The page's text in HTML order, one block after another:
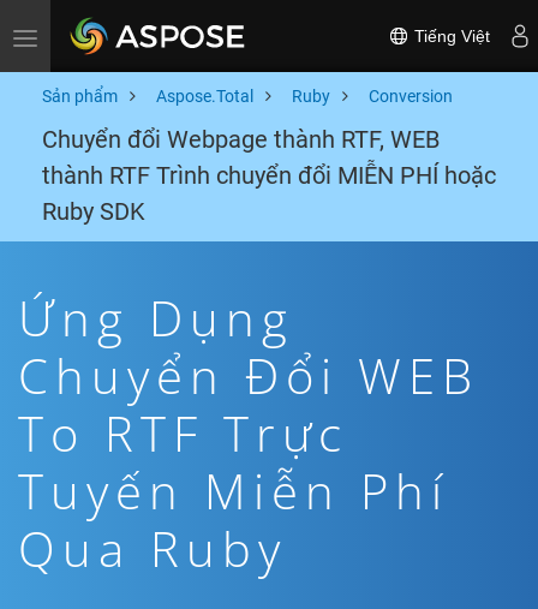
Toggle navigation Tiếng Việt
Sản phẩm Aspose.Total Ruby Conversion
Chuyển đổi Webpage thành RTF, WEB
thành RTF Trình chuyển đổi MIỄN PHÍ hoặc
Ruby SDK
Ứng Dụng
Chuyển Đổi WEB
To RTF Trực
Tuyến Miễn Phí
Qua Ruby